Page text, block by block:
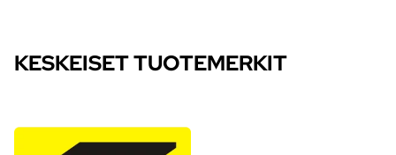
KESKEISET TUOTEMERKIT